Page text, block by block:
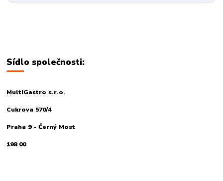
Sídlo společnosti:
MultiGastro s.r.o.
Cukrova 570/4
Praha 9 - Černý Most
198 00